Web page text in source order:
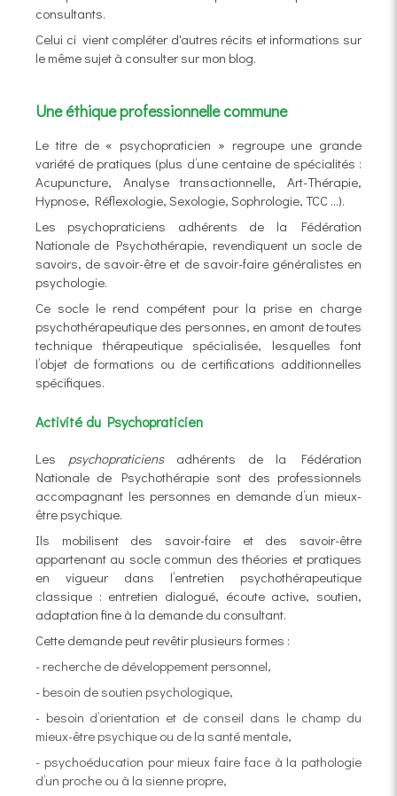
consultants.
Celui ci vient compléter d'autres récits et informations sur
le même sujet à consulter sur mon blog.
Une éthique professionnelle commune
Le titre de « psychopraticien » regroupe une grande
variété de pratiques (plus d’une centaine de spécialités :
Acupuncture, Analyse transactionnelle, Art-Thérapie,
Hypnose, Réflexologie, Sexologie, Sophrologie, TCC …).
Les psychopraticiens adhérents de la Fédération
Nationale de Psychothérapie, revendiquent un socle de
savoirs, de savoir-être et de savoir-faire généralistes en
psychologie.
Ce socle le rend compétent pour la prise en charge
psychothérapeutique des personnes, en amont de toutes
technique thérapeutique spécialisée, lesquelles font
l’objet de formations ou de certifications additionnelles
spécifiques.
Activité du Psychopraticien
Les psychopraticiensadhérents de la Fédération
Nationale de Psychothérapie sont des professionnels
accompagnant les personnes en demande d’un mieux-
être psychique.
Ils mobilisent des savoir-faire et des savoir-être
appartenant au socle commun des théories et pratiques
en vigueur dans l’entretien psychothérapeutique
classique : entretien dialogué, écoute active, soutien,
adaptation fine à la demande du consultant.
Cette demande peut revêtir plusieurs formes :
- recherche de développement personnel,
- besoin de soutien psychologique,
- besoin d’orientation et de conseil dans le champ du
mieux-être psychique ou de la santé mentale,
- psychoéducation pour mieux faire face à la pathologie
d’un proche ou à la sienne propre,